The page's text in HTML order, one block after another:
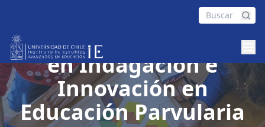
Diploma de Postítulo
en Indagación e
Innovación en
Educación Parvularia